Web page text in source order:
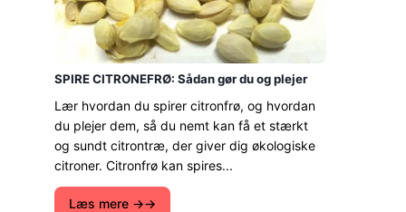
SPIRE CITRONEFRØ: Sådan gør du og plejer
Lær hvordan du spirer citronfrø, og hvordan
du plejer dem, så du nemt kan få et stærkt
og sundt citrontræ, der giver dig økologiske
citroner. Citronfrø kan spires...
Læs mere →